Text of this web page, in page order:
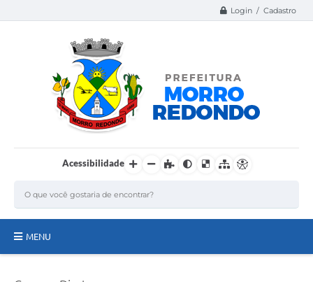
Login / Cadastro
Acessibilidade
MENU